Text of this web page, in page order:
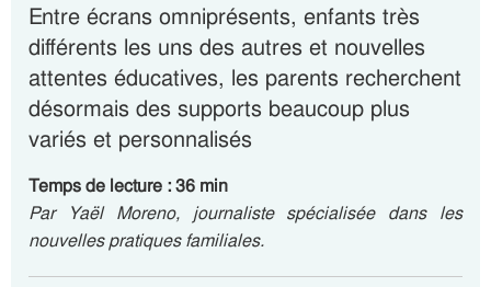
Entre écrans omniprésents, enfants très
différents les uns des autres et nouvelles
attentes éducatives, les parents recherchent
désormais des supports beaucoup plus
variés et personnalisés
Temps de lecture : 36 min
Par Yaël Moreno, journaliste spécialisée dans les
nouvelles pratiques familiales.